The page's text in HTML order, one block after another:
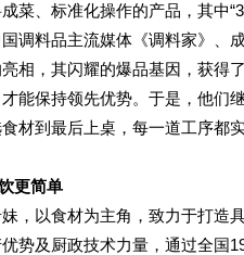
菜、标准化操作的产品，其中
调料品主流媒体《调料家》、
相，其闪耀的爆品基因，获得
能保持领先优势。于是，他
材到最后上桌，每一道工序都
更简单
，以食材为主角，致力于打造
势及厨政技术力量，通过全国